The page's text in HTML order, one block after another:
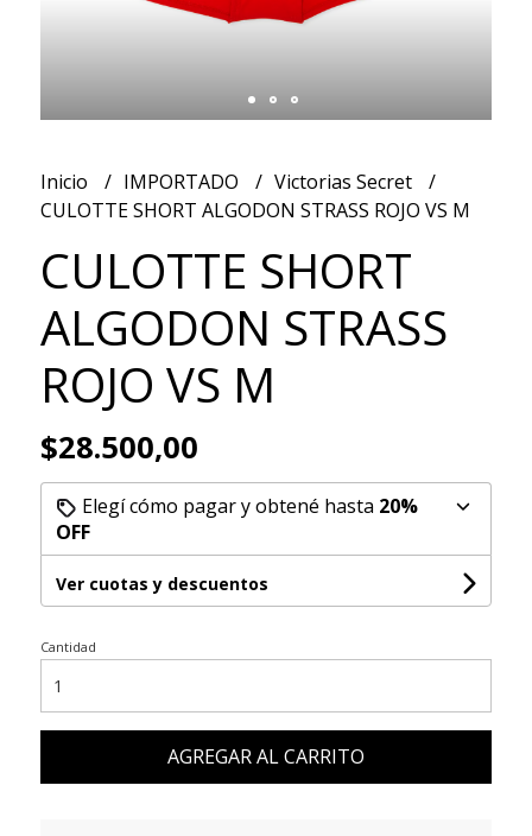
Inicio IMPORTADO
Victorias Secret
CULOTTE SHORT ALGODON STRASS ROJO VS M
CULOTTE SHORT
ALGODON STRASS
ROJO VS M
$28.500,00
Elegí cómo pagar y obtené hasta 20%
OFF
Ver cuotas y descuentos
Cantidad
AGREGAR AL CARRITO